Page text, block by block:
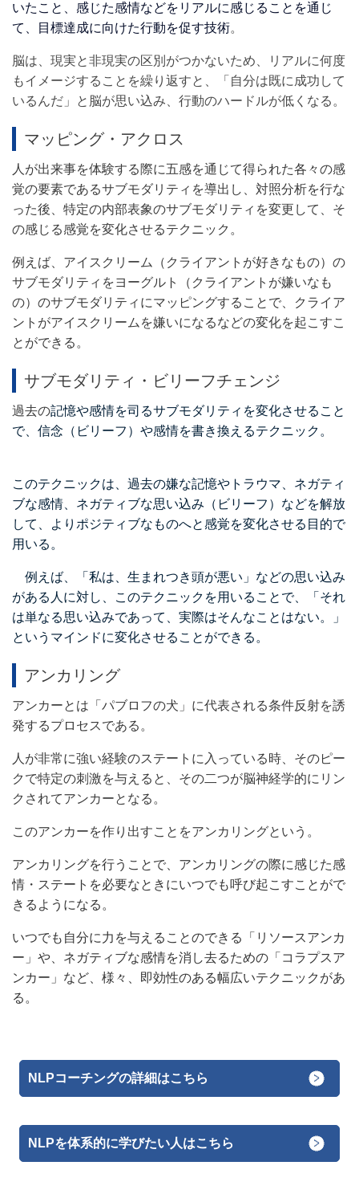
いたこと、感じた感情などをリアルに感じることを通じ
て、目標達成に向けた行動を促す技術。
脳は、現実と非現実の区別がつかないため、リアルに何度
もイメージすることを繰り返すと、「自分は既に成功して
いるんだ」と脳が思い込み、行動のハードルが低くなる。
マッピング・アクロス
人が出来事を体験する際に五感を通じて得られた各々の感
覚の要素であるサブモダリティを導出し、対照分析を行な
った後、特定の内部表象のサブモダリティを変更して、そ
の感じる感覚を変化させるテクニック。
例えば、アイスクリーム（クライアントが好きなもの）の
サブモダリティをヨーグルト（クライアントが嫌いなも
の）のサブモダリティにマッピングすることで、クライア
ントがアイスクリームを嫌いになるなどの変化を起こすこ
とができる。
サブモダリティ・ビリーフチェンジ
過去の記憶や感情を司るサブモダリティを変化させること
で、信念（ビリーフ）や感情を書き換えるテクニック。
このテクニックは、過去の嫌な記憶やトラウマ、ネガティ
ブな感情、ネガティブな思い込み（ビリーフ）などを解放
して、よりポジティブなものへと感覚を変化させる目的で
用いる。
例えば、「私は、生まれつき頭が悪い」などの思い込み
がある人に対し、このテクニックを用いることで、「それ
は単なる思い込みであって、実際はそんなことはない。」
というマインドに変化させることができる。
アンカリング
アンカーとは「パブロフの犬」に代表される条件反射を誘
発するプロセスである。
人が非常に強い経験のステートに入っている時、そのピー
クで特定の刺激を与えると、その二つが脳神経学的にリン
クされてアンカーとなる。
このアンカーを作り出すことをアンカリングという。
アンカリングを行うことで、アンカリングの際に感じた感
情・ステートを必要なときにいつでも呼び起こすことがで
きるようになる。
いつでも自分に力を与えることのできる「リソースアンカ
ー」や、ネガティブな感情を消し去るための「コラプスア
ンカー」など、様々、即効性のある幅広いテクニックがあ
る。
NLPコーチングの詳細はこちら
NLPを体系的に学びたい人はこちら